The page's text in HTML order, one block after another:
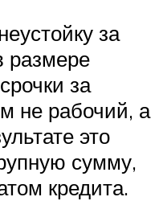
за
размере
за
не рабочий, а
это
сумму,
кредита.